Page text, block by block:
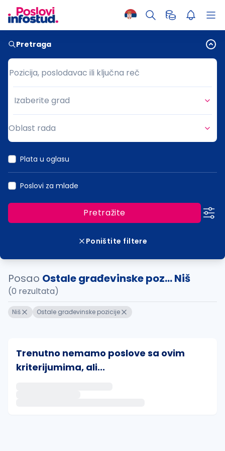
Pretraga
Pozicija, poslodavac ili ključna reč
Pozicija, poslodavac ili ključna reč
Grad
Izaberite grad
Oblast rada
Plata u oglasu
Poslovi za mlade
Pretražite
Poništite filtere
Posao Ostale građevinske poz... Niš
(0 rezultata)
Niš Ostale građevinske pozicije
Trenutno nemamo poslove sa ovim
kriterijumima, ali...